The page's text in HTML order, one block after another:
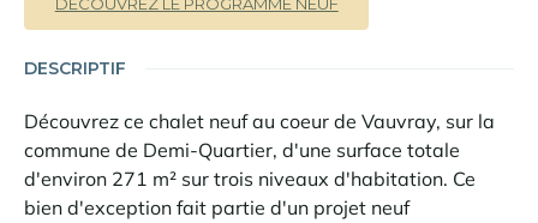
DÉCOUVREZ LE PROGRAMME NEUF
DESCRIPTIF
Découvrez ce chalet neuf au coeur de Vauvray, sur la
commune de Demi-Quartier, d'une surface totale
d'environ 271 m² sur trois niveaux d'habitation. Ce
bien d'exception fait partie d'un projet neuf